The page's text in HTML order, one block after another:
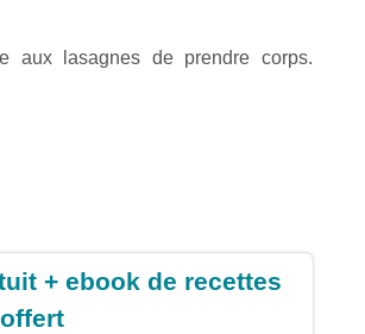
aux lasagnes de prendre corps.
+ ebook de recettes
offert